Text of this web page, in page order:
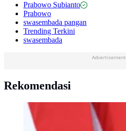
Prabowo Subianto
Prabowo
swasembada pangan
Trending Terkini
swasembada
Advertisement
Rekomendasi